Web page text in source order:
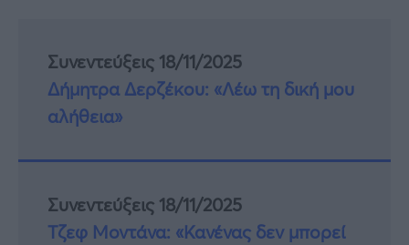
Συνεντεύξεις 18/11/2025
Δήμητρα Δερζέκου: «Λέω τη δική μου
αλήθεια»
Συνεντεύξεις 18/11/2025
Τζεφ Μοντάνα: «Κανένας δεν μπορεί